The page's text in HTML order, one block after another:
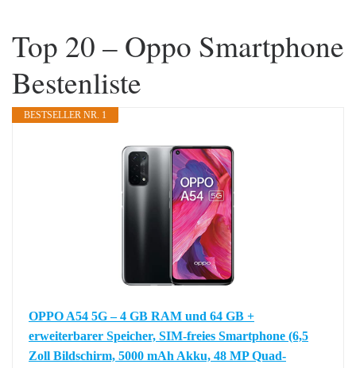
Top 20 – Oppo Smartphone
Bestenliste
BESTSELLER NR. 1
OPPO A54 5G – 4 GB RAM und 64 GB +
erweiterbarer Speicher, SIM-freies Smartphone (6,5
Zoll Bildschirm, 5000 mAh Akku, 48 MP Quad-